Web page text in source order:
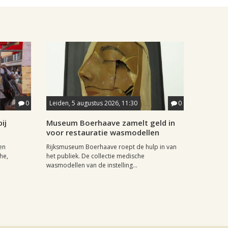
0 Leiden, 5 augustus 2026, 11:30 0
Museum Boerhaave zamelt geld in
voor restauratie wasmodellen
Rijksmuseum Boerhaave roept de hulp in van
het publiek. De collectie medische
wasmodellen van de instelling...